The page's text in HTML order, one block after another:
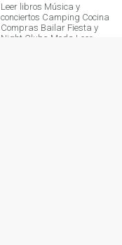
Leer libros Música y
conciertos Camping Cocina
Compras Bailar Fiesta y
Night Clubs Moda Leer